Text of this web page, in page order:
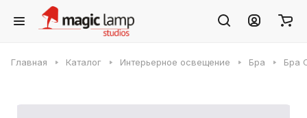
Главная Каталог Интерьерное освещение Бра Бра